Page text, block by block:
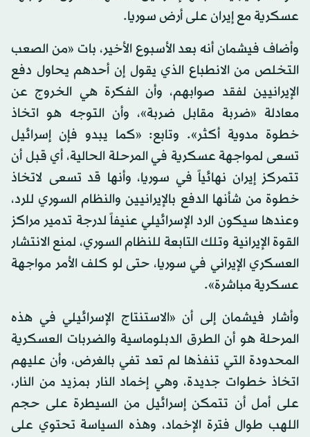
عسكرية مع إيران على أرض سوريا.
وأضاف فيشمان أنه بعد الأسبوع الأخير، بات «من الصعب
التخلص من الانطباع الذي يقول إن أحدهم يحاول دفع
الإيرانيين لفقد صوابهم، وأن الفكرة هي الخروج عن
معادلة «ضربة مقابل ضربة»، وأن التوجه هو اتخاذ
خطوة مدوية أكثر». وتابع: «كما يبدو فإن إسرائيل
تسعى لمواجهة عسكرية في المرحلة الحالية، أي قبل أن
تتمركز إيران نهائياً في سوريا، وأنها قد تسعى لاتخاذ
خطوة من شأنها الدفع بالإيرانيين والنظام السوري للرد،
وعندها سيكون الرد الإسرائيلي عنيفاً لدرجة تدمير مراكز
القوة الإيرانية وتلك التابعة للنظام السوري، لمنع الانتشار
العسكري الإيراني في سوريا، حتى لو كلف الأمر مواجهة
عسكرية مباشرة».
وأشار فيشمان إلى أن «الاستنتاج الإسرائيلي في هذه
المرحلة هو أن الطرق الدبلوماسية والضربات العسكرية
المحدودة التي تنفذها لم تعد تفي بالغرض، وأن عليهم
اتخاذ خطوات جديدة، وهي إخماد النار بمزيد من النار،
على أمل أن تتمكن إسرائيل من السيطرة على حجم
اللهب طوال فترة الإخماد، وهذه السياسة تحتوي على